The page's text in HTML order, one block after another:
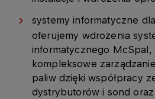
systemy informatyczne
oferujemy wdrożenia
informatycznego McSpal,
kompleksowe
paliw dzięki współpracy
dystrybutorów i sond